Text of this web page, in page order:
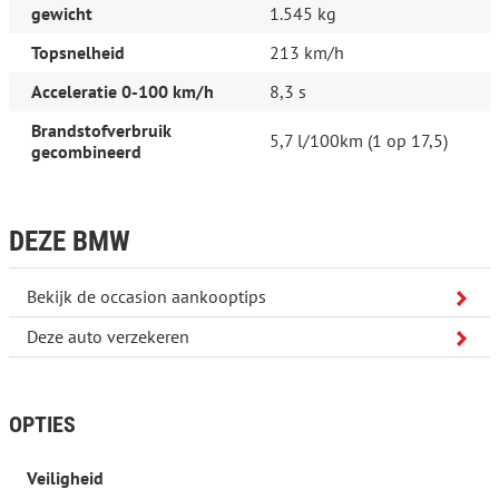
Exterieur
"Lichtmetalen velgen multi-spaaks 20"""
Buitenspiegels elektrisch inklapbaar
Geluidsisolerend glas
Geluidwerend glas
Koplampreiniging
M Aerodynamica
Premium kleur
Veiligheid
Achteruitrij assistent
Automatische snelheidsbegrenzing
Bots herkenning en activatie
Extra getint glas
Rijstrooksensor met correctie
Roll Stability Control
Overig
afwerking, M Aerodynamica, Sportief interieur)
gewicht
1.545 kg
Topsnelheid
213 km/h
Acceleratie 0-100 km/h
8,3 s
Brandstofverbruik
gecombineerd
5,7 l/100km (1 op 17,5)
DEZE BMW
Bekijk de occasion aankooptips
Deze auto verzekeren
OPTIES
Veiligheid